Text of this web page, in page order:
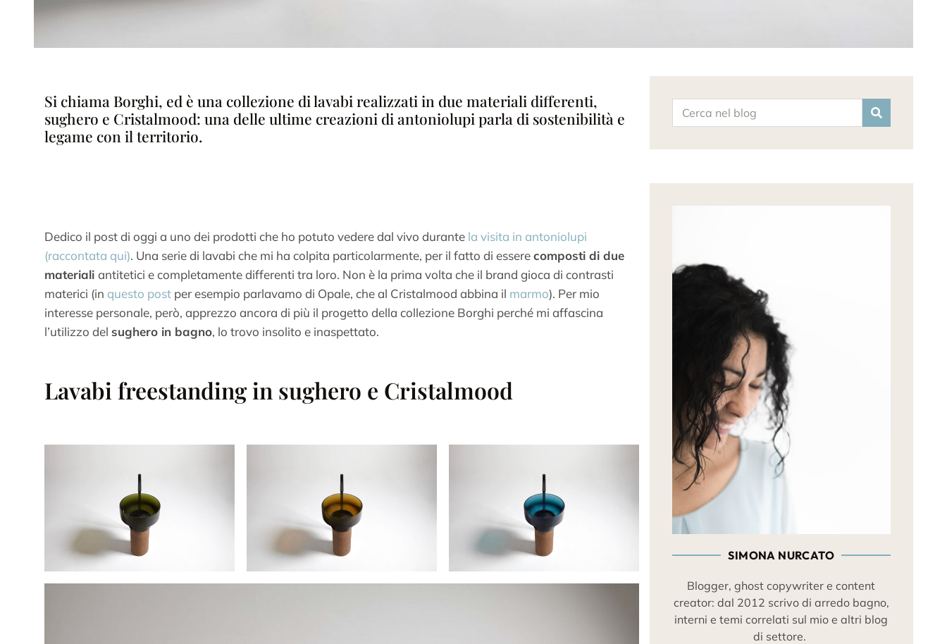
Si chiama Borghi, ed è una collezione di lavabi realizzati in due materiali differenti,
sughero e Cristalmood: una delle ultime creazioni di antoniolupi parla di sostenibilità e
legame con il territorio.
Dedico il post di oggi a uno dei prodotti che ho potuto vedere dal vivo durante la visita in antoniolupi
(raccontata qui). Una serie di lavabi che mi ha colpita particolarmente, per il fatto di esserecomposti di due
materiali antitetici e completamente differenti tra loro. Non è la prima volta che il brand gioca di contrasti
materici (in questo post per esempio parlavamo di Opale, che al Cristalmood abbina il marmo). Per mio
interesse personale, però, apprezzo ancora di più il progetto della collezione Borghi perché mi affascina
l’utilizzo del sughero in bagno, lo trovo insolito e inaspettato.
Lavabi freestanding in sughero e Cristalmood
SIMONA NURCATO
Blogger, ghost copywriter e content
creator: dal 2012 scrivo di arredo bagno,
interni e temi correlati sul mio e altri blog
di settore.